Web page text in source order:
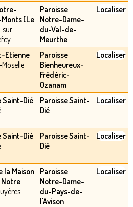
(Le
sur-
Paroisse
Notre-Dame-
du-Val-de-
Meurthe
Localiser
Etienne
Paroisse
Bienheureux-
Frédéric-
Ozanam
Localiser
Saint-Dié
Paroisse Saint-
Dié
Localiser
Saint-Dié
Paroisse Saint-
Dié
Localiser
la Maison
Notre
Paroisse
Notre-Dame-
du-Pays-de-
l'Avison
Localiser